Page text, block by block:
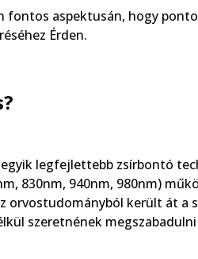
fontos aspektusán, hogy
Érden.
legfejlettebb zsírbontó
830nm, 940nm, 980nm)
került át a
szeretnének